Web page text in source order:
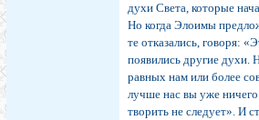
духи Света, которые
Но когда Элоимы
те отказались, говоря:
появились другие духи.
равных нам или более
лучше нас вы уже ничего
творить не следует». И